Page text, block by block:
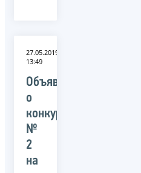
27.05.2019
13:49
Объявление
о
конкурсе
№
2
на